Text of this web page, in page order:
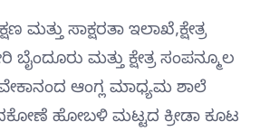
ಮತ್ತು ಸಾಕ್ಷರತಾ ಇಲಾಖೆ,ಕ್ಷೇತ್ರ
ಬೈಂದೂರು ಮತ್ತು ಕ್ಷೇತ್ರ ಸಂಪನ್ಮೂಲ
ಆಂಗ್ಲ ಮಾಧ್ಯಮ ಶಾಲೆ
ಹೋಬಳಿ ಮಟ್ಟದ ಕ್ರೀಡಾ ಕೂಟ